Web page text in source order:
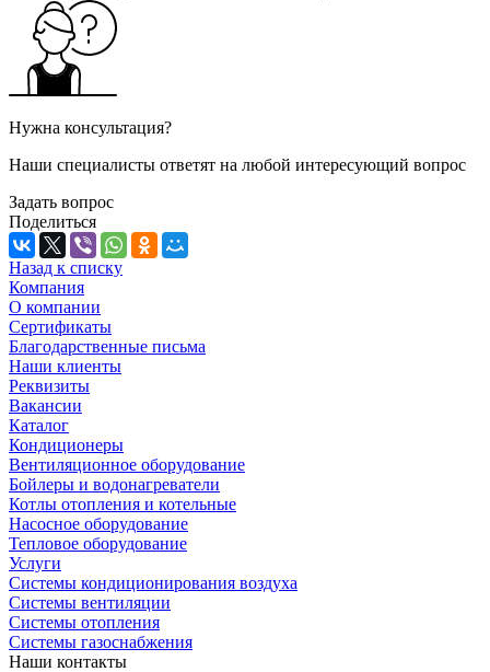
Нужна консультация?
Наши специалисты ответят на любой интересующий вопрос
Задать вопрос
Поделиться
Назад к списку
Компания
О компании
Сертификаты
Благодарственные письма
Наши клиенты
Реквизиты
Вакансии
Каталог
Кондиционеры
Вентиляционное оборудование
Бойлеры и водонагреватели
Котлы отопления и котельные
Насосное оборудование
Тепловое оборудование
Услуги
Системы кондиционирования воздуха
Системы вентиляции
Системы отопления
Системы газоснабжения
Наши контакты